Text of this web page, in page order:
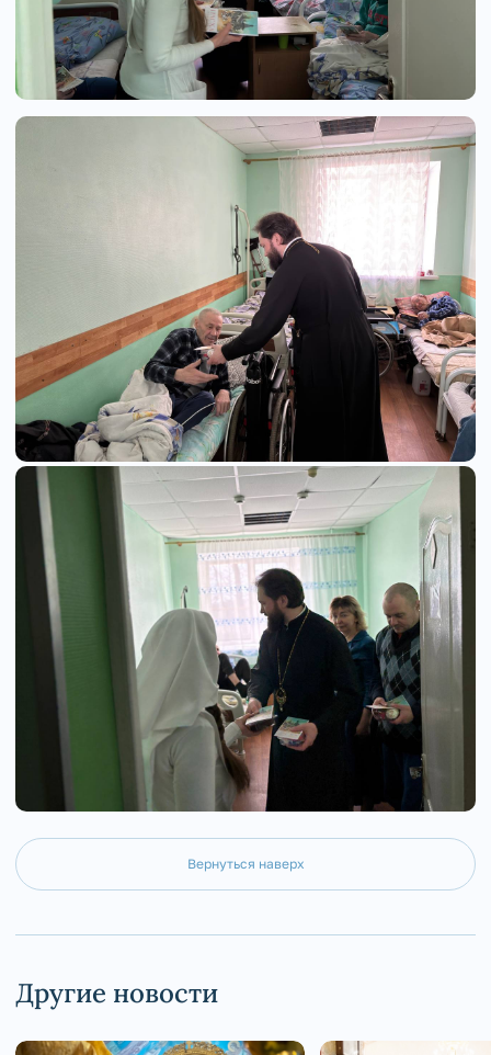
Вернуться наверх
Другие новости